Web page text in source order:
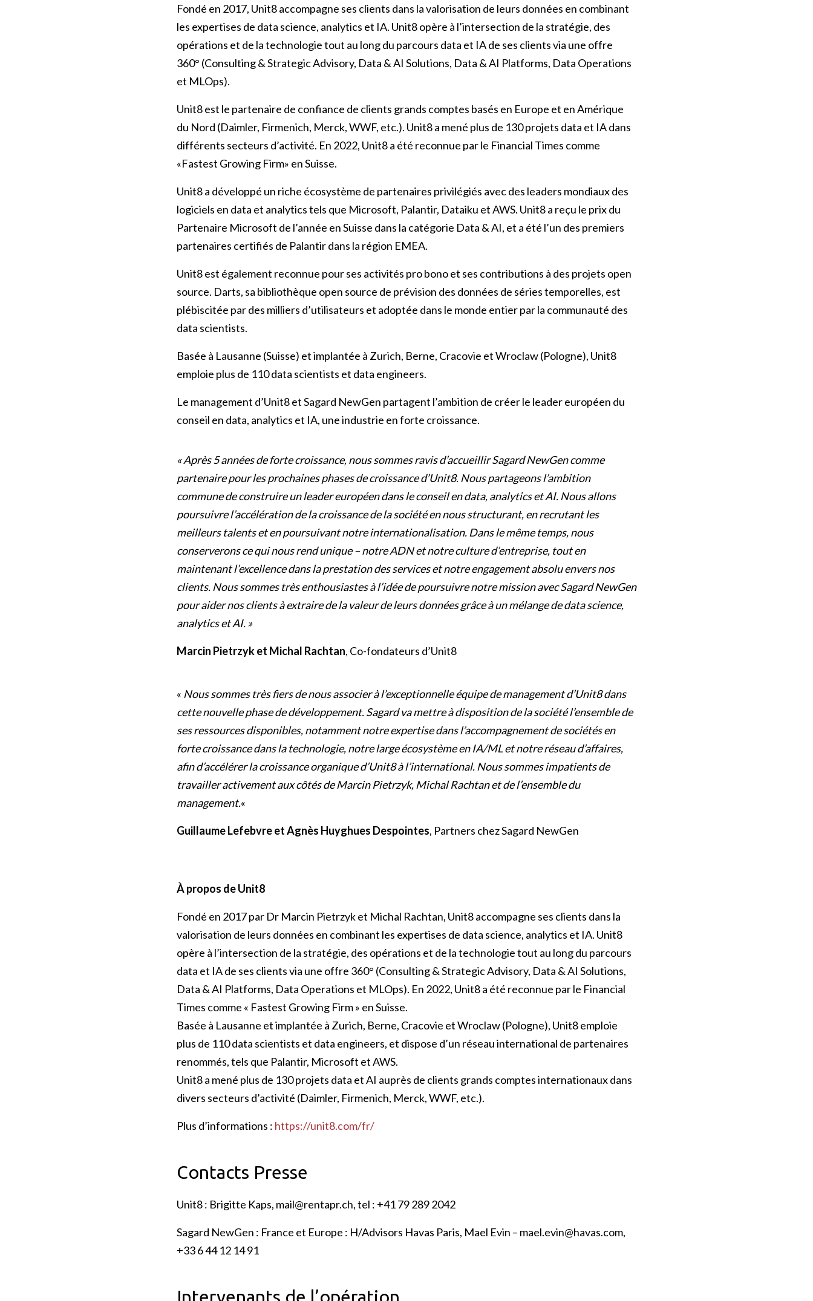
Fondé en 2017, Unit8 accompagne ses clients dans la valorisation de leurs données en combinant
les expertises de data science, analytics et IA. Unit8 opère à l’intersection de la stratégie, des
opérations et de la technologie tout au long du parcours data et IA de ses clients via une offre
360° (Consulting & Strategic Advisory, Data & AI Solutions, Data & AI Platforms, Data Operations
et MLOps).
Unit8 est le partenaire de confiance de clients grands comptes basés en Europe et en Amérique
du Nord (Daimler, Firmenich, Merck, WWF, etc.). Unit8 a mené plus de 130 projets data et IA dans
différents secteurs d’activité. En 2022, Unit8 a été reconnue par le Financial Times comme
«Fastest Growing Firm» en Suisse.
Unit8 a développé un riche écosystème de partenaires privilégiés avec des leaders mondiaux des
logiciels en data et analytics tels que Microsoft, Palantir, Dataiku et AWS. Unit8 a reçu le prix du
Partenaire Microsoft de l’année en Suisse dans la catégorie Data & AI, et a été l’un des premiers
partenaires certifiés de Palantir dans la région EMEA.
Unit8 est également reconnue pour ses activités pro bono et ses contributions à des projets open
source. Darts, sa bibliothèque open source de prévision des données de séries temporelles, est
plébiscitée par des milliers d’utilisateurs et adoptée dans le monde entier par la communauté des
data scientists.
Basée à Lausanne (Suisse) et implantée à Zurich, Berne, Cracovie et Wroclaw (Pologne), Unit8
emploie plus de 110 data scientists et data engineers.
Le management d’Unit8 et Sagard NewGen partagent l’ambition de créer le leader européen du
conseil en data, analytics et IA, une industrie en forte croissance.
« Après 5 années de forte croissance, nous sommes ravis d’accueillir Sagard NewGen comme
partenaire pour les prochaines phases de croissance d’Unit8. Nous partageons l’ambition
commune de construire un leader européen dans le conseil en data, analytics et AI. Nous allons
poursuivre l’accélération de la croissance de la société en nous structurant, en recrutant les
meilleurs talents et en poursuivant notre internationalisation. Dans le même temps, nous
conserverons ce qui nous rend unique – notre ADN et notre culture d’entreprise, tout en
maintenant l’excellence dans la prestation des services et notre engagement absolu envers nos
clients. Nous sommes très enthousiastes à l’idée de poursuivre notre mission avec Sagard NewGen
pour aider nos clients à extraire de la valeur de leurs données grâce à un mélange de data science,
analytics et AI. »
Marcin Pietrzyk et Michal Rachtan, Co-fondateurs d’Unit8
« Nous sommes très fiers de nous associer à l’exceptionnelle équipe de management d’Unit8 dans
cette nouvelle phase de développement. Sagard va mettre à disposition de la société l’ensemble de
ses ressources disponibles, notamment notre expertise dans l’accompagnement de sociétés en
forte croissance dans la technologie, notre large écosystème en IA/ML et notre réseau d’affaires,
afin d’accélérer la croissance organique d’Unit8 à l’international. Nous sommes impatients de
travailler activement aux côtés de Marcin Pietrzyk, Michal Rachtan et de l’ensemble du
management.«
Guillaume Lefebvre et Agnès Huyghues Despointes, Partners chez Sagard NewGen
À propos de Unit8
Fondé en 2017 par Dr Marcin Pietrzyk et Michal Rachtan, Unit8 accompagne ses clients dans la
valorisation de leurs données en combinant les expertises de data science, analytics et IA. Unit8
opère à l’intersection de la stratégie, des opérations et de la technologie tout au long du parcours
data et IA de ses clients via une offre 360° (Consulting & Strategic Advisory, Data & AI Solutions,
Data & AI Platforms, Data Operations et MLOps). En 2022, Unit8 a été reconnue par le Financial
Times comme « Fastest Growing Firm » en Suisse.
Basée à Lausanne et implantée à Zurich, Berne, Cracovie et Wroclaw (Pologne), Unit8 emploie
plus de 110 data scientists et data engineers, et dispose d’un réseau international de partenaires
renommés, tels que Palantir, Microsoft et AWS.
Unit8 a mené plus de 130 projets data et AI auprès de clients grands comptes internationaux dans
divers secteurs d’activité (Daimler, Firmenich, Merck, WWF, etc.).
Plus d’informations : https://unit8.com/fr/
Contacts Presse
Unit8 : Brigitte Kaps, mail@rentapr.ch, tel : +41 79 289 2042
Sagard NewGen : France et Europe : H/Advisors Havas Paris, Mael Evin – mael.evin@havas.com,
+33 6 44 12 14 91
Intervenants de l’opération